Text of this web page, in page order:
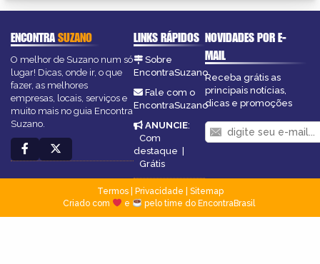
ENCONTRASUZANO
O melhor de Suzano num só
lugar! Dicas, onde ir, o que
fazer, as melhores
empresas, locais, serviços e
muito mais no guia Encontra
Suzano.
LINKS RÁPIDOS
Sobre
EncontraSuzano
Fale com o
EncontraSuzano
ANUNCIE:
Com
destaque |
Grátis
NOVIDADES POR E-
MAIL
Receba grátis as
principais notícias,
dicas e promoções
Termos| Privacidade
Sitemap
Criado com
e pelo time do EncontraBrasil